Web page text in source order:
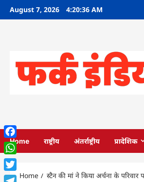
SkipAugust 7, 2026 4:20:37 AM
Home राष्ट्रीय अंतर्राष्ट्रीय प्रादेशिक
Home स्टैन की मां ने किया अर्चना के
Facebook
WhatsApp
Twitter